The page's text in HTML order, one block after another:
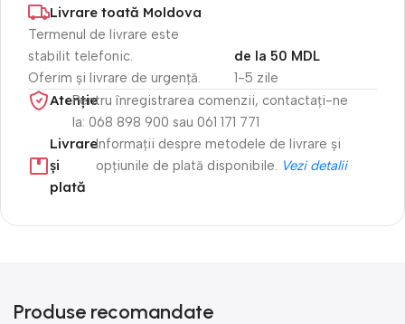
Livrare toată Moldova
Termenul de livrare este
stabilit telefonic.
Oferim și livrare de urgență.
1-5 zile
de la 50 MDL
Atenție​Pentru înregistrarea comenzii, contactați-ne
la: 068 898 900 sau 061 171 771
Livrare
și
plată
Informații despre metodele de livrare și
opțiunile de plată disponibile. Vezi detalii
Produse recomandate